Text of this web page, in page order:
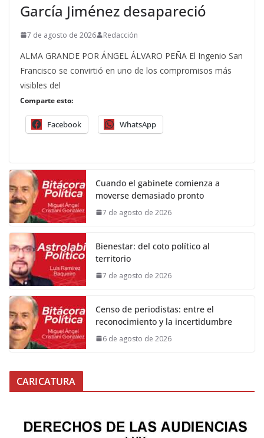
García Jiménez desapareció
7 de agosto de 2026 Redacción
ALMA GRANDE POR ÁNGEL ÁLVARO PEÑA El Ingenio San
Francisco se convirtió en uno de los compromisos más
visibles del
Comparte esto:
Facebook WhatsApp
Cuando el gabinete comienza a
moverse demasiado pronto
7 de agosto de 2026
Bienestar: del coto político al
territorio
7 de agosto de 2026
Censo de periodistas: entre el
reconocimiento y la incertidumbre
6 de agosto de 2026
CARICATURA